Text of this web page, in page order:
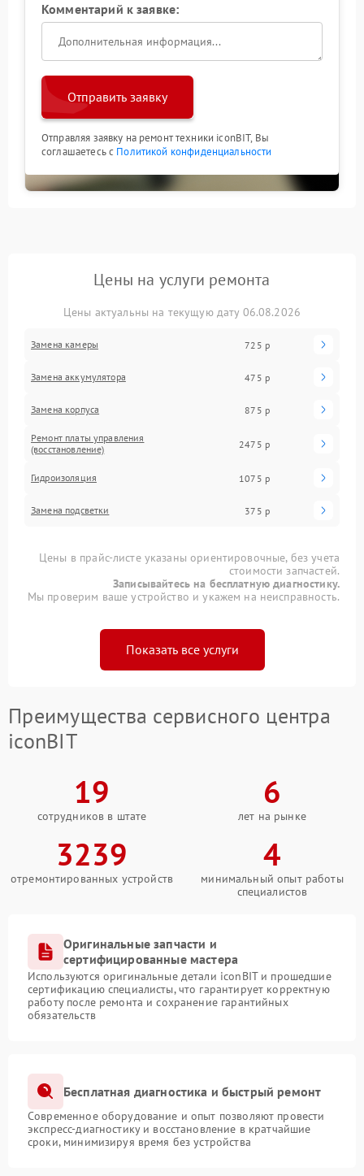
Комментарий к заявке:
Отправить заявку
Отправляя заявку на ремонт техники iconBIT, Вы
соглашаетесь с Политикой конфиденциальности
Цены на услуги ремонта
Цены актуальны на текущую дату 06.08.2026
Замена камеры 725 р
Замена аккумулятора 475 р
Замена корпуса 875 р
Ремонт платы управления
(восстановление)
2475 р
Гидроизоляция 1075 р
Замена подсветки 375 р
Цены в прайс-листе указаны ориентировочные, без учета
стоимости запчастей.
Записывайтесь на бесплатную диагностику.
Мы проверим ваше устройство и укажем на неисправность.
Показать все услуги
Преимущества сервисного центра
iconBIT
19
сотрудников в штате
6
лет на рынке
3239
отремонтированных устройств
4
минимальный опыт работы
специалистов
Оригинальные запчасти и
сертифицированные мастера
Используются оригинальные детали iconBIT и прошедшие
сертификацию специалисты, что гарантирует корректную
работу после ремонта и сохранение гарантийных
обязательств
Бесплатная диагностика и быстрый ремонт
Современное оборудование и опыт позволяют провести
экспресс-диагностику и восстановление в кратчайшие
сроки, минимизируя время без устройства